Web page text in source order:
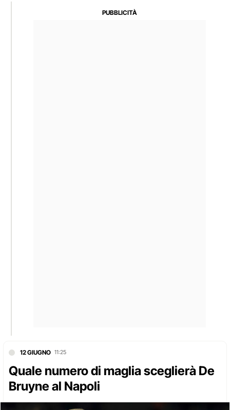
12 GIUGNO 11:25
Quale numero di maglia sceglierà De
Bruyne al Napoli